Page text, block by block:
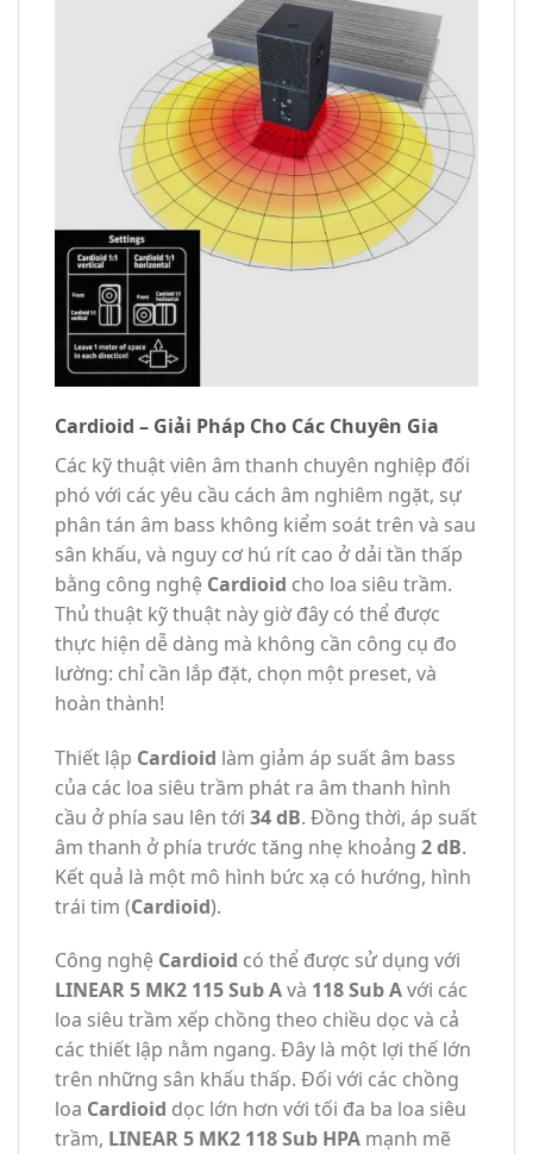
Cardioid – Giải Pháp Cho Các Chuyên Gia
Các kỹ thuật viên âm thanh chuyên nghiệp đối
phó với các yêu cầu cách âm nghiêm ngặt, sự
phân tán âm bass không kiểm soát trên và sau
sân khấu, và nguy cơ hú rít cao ở dải tần thấp
bằng công nghệ Cardioid cho loa siêu trầm.
Thủ thuật kỹ thuật này giờ đây có thể được
thực hiện dễ dàng mà không cần công cụ đo
lường: chỉ cần lắp đặt, chọn một preset, và
hoàn thành!
Thiết lập Cardioid làm giảm áp suất âm bass
của các loa siêu trầm phát ra âm thanh hình
cầu ở phía sau lên tới 34 dB. Đồng thời, áp suất
âm thanh ở phía trước tăng nhẹ khoảng 2 dB.
Kết quả là một mô hình bức xạ có hướng, hình
trái tim (Cardioid).
Công nghệ Cardioid có thể được sử dụng với
LINEAR 5 MK2 115 Sub Avà 118 Sub Avới các
loa siêu trầm xếp chồng theo chiều dọc và cả
các thiết lập nằm ngang. Đây là một lợi thế lớn
trên những sân khấu thấp. Đối với các chồng
loa Cardioid dọc lớn hơn với tối đa ba loa siêu
trầm, LINEAR 5 MK2 118 Sub HPA mạnh mẽ